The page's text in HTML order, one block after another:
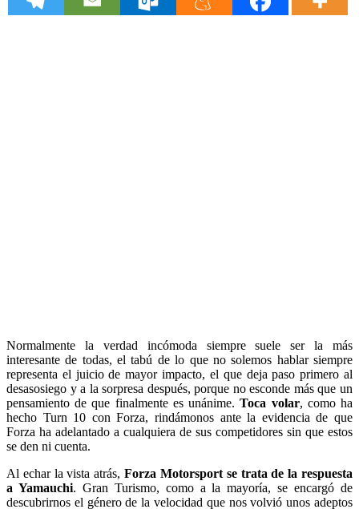
Normalmente la verdad incómoda siempre suele ser la más
interesante de todas, el tabú de lo que no solemos hablar siempre
representa el juicio de mayor impacto, el que deja paso primero al
desasosiego y a la sorpresa después, porque no esconde más que un
pensamiento de que finalmente es unánime.Toca volar, como ha
hecho Turn 10 con Forza, rindámonos ante la evidencia de que
Forza ha adelantado a cualquiera de sus competidores sin que estos
se den ni cuenta.
Al echar la vista atrás,Forza Motorsport se trata de la respuesta
a Yamauchi. Gran Turismo, como a la mayoría, se encargó de
descubrirnos el género de la velocidad que nos volvió unos adeptos